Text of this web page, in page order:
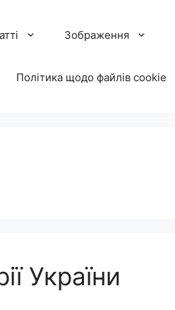
Зображення
Політика щодо файлів cookie
України